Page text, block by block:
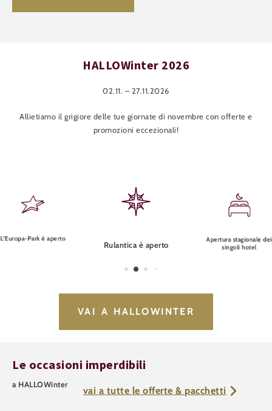
HALLOWinter 2026
02.11. – 27.11.2026
Allietiamo il grigiore delle tue giornate di novembre con offerte e
promozioni eccezionali!
L’Europa-Park è aperto
Rulantica è aperto
Apertura stagionale dei
singoli hotel
VAI A HALLOWINTER
Le occasioni imperdibili
a HALLOWinter
vai a tutte le offerte & pacchetti